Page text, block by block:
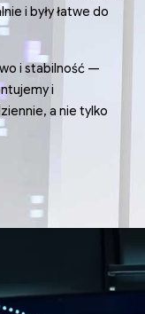
i były łatwe do
i stabilność —
i
a nie tylko